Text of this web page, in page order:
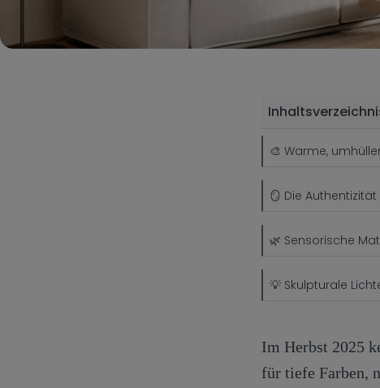
🎨 Warme,
🪞 Die
🌿 Sensorische
💡 Skulpturale
Im Herbst 2025
für tiefe Farben,